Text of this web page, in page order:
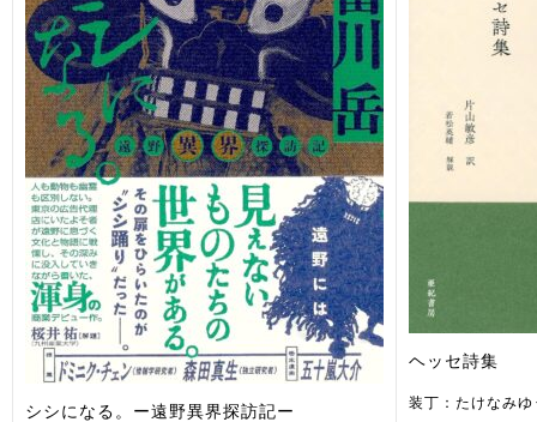
シシになる。ー遠野異界探訪記ー
ヘッセ詩集
装丁：たけなみ